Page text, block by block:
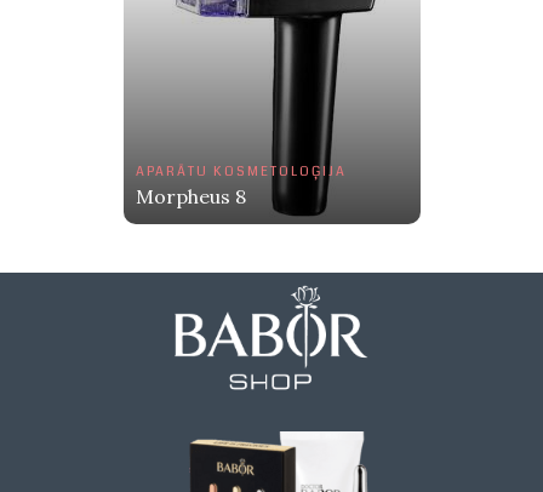
APARĀTU KOSMETOLOĢIJA
Morpheus 8